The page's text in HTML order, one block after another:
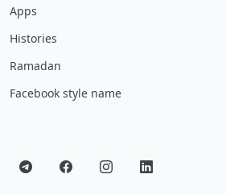
Apps
Histories
Ramadan
Facebook style name